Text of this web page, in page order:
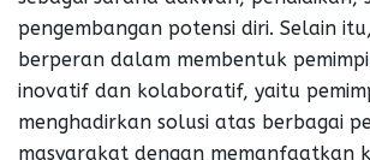
pengembangan potensi diri. Selain
berperan dalam membentuk
inovatif dan kolaboratif, yaitu
menghadirkan solusi atas berbagai
masyarakat dengan memanfaatkan